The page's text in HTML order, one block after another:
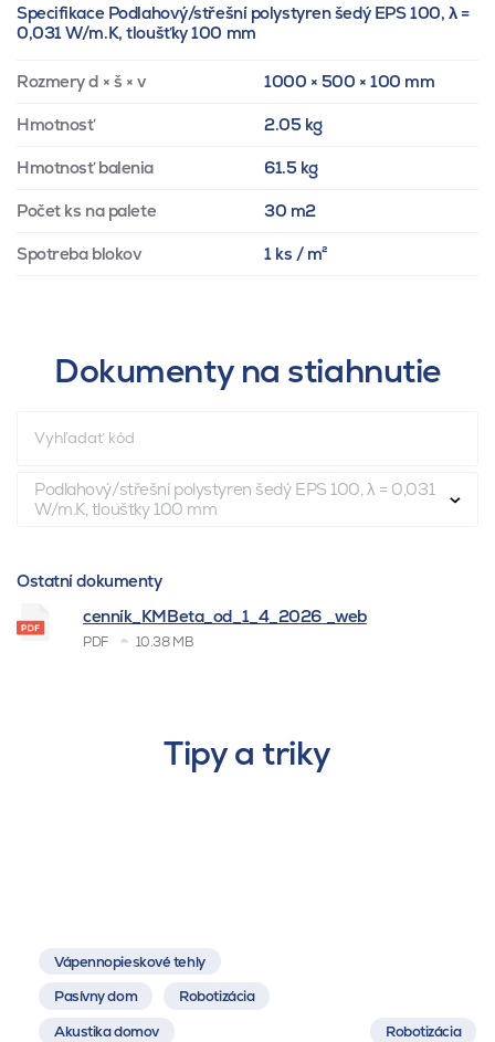
Specifikace Podlahový/střešní polystyren šedý EPS 100, λ =
0,031 W/m.K, tloušťky 100 mm
Rozmery d × š × v 1000 × 500 × 100 mm
Hmotnosť 2.05 kg
Hmotnosť balenia 61.5 kg
Počet ks na palete 30 m2
Spotreba blokov 1 ks / m²
Dokumenty na stiahnutie
Podlahový/střešní polystyren šedý EPS 100, λ = 0,031
W/m.K, tloušťky 100 mm
Ostatní dokumenty
cenník_KMBeta_od_1_4_2026 _web
PDF 10.38 MB
Tipy a triky
Vápennopieskové tehly
Pasívny dom
Robotizácia
Akustika domov
Robotizácia